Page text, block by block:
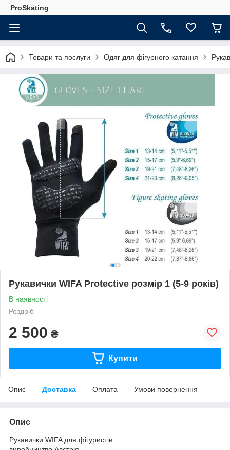
ProSkating
Товари та послуги Одяг для фігурного катання
Рукавички WIFA Protective розмір 1 (5-9 років)
В наявності
Роздріб
2 500 ₴
Купити
Опис Доставка Оплата Умови повернення
Опис
Рукавички WIFA для фігуристів.